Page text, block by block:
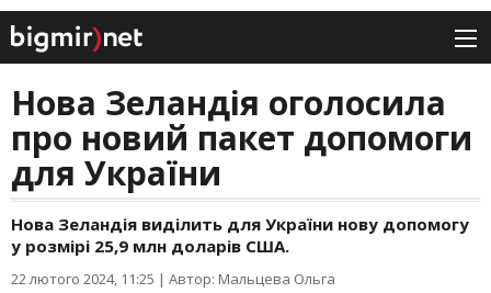
Нова Зеландія оголосила
про новий пакет допомоги
для України
Нова Зеландія виділить для України нову допомогу
у розмірі 25,9 млн доларів США.
22 лютого 2024, 11:25 | Автор: Мальцева Ольга